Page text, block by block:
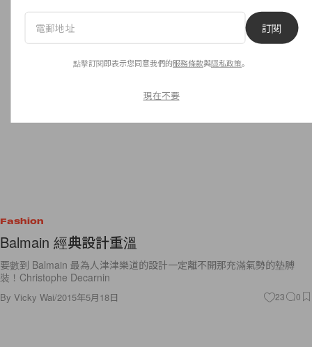
Fashion
Balmain 經典設計重溫
要數到 Balmain 最為人津津樂道的設計一定離不開那充滿氣勢的墊膊
裝！Christophe Decarnin
By Vicky Wai/2015年5月18日 23 0
訂閱
點擊訂閱即表示您同意我們的服務條款與隱私政策。
現在不要